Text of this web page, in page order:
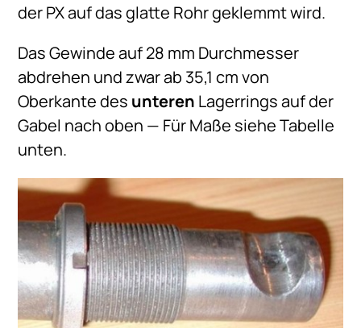
der PX auf das glatte Rohr geklemmt wird.
Das Gewinde auf 28 mm Durchmesser
abdrehen und zwar ab 35,1 cm von
Oberkante des unteren Lagerrings auf der
Gabel nach oben — Für Maße siehe Tabelle
unten.